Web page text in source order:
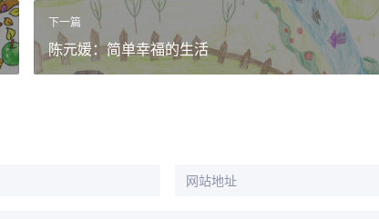
下一篇
陈元媛：简单幸福的生活